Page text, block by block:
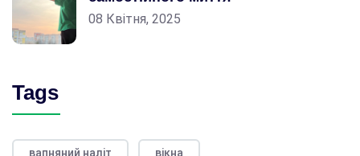
08 Квітня, 2025
Tags
вапняний наліт вікна